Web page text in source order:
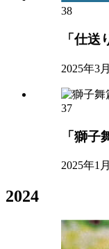
38
「仕送
2025年3
37
「獅子
2025年1
2024